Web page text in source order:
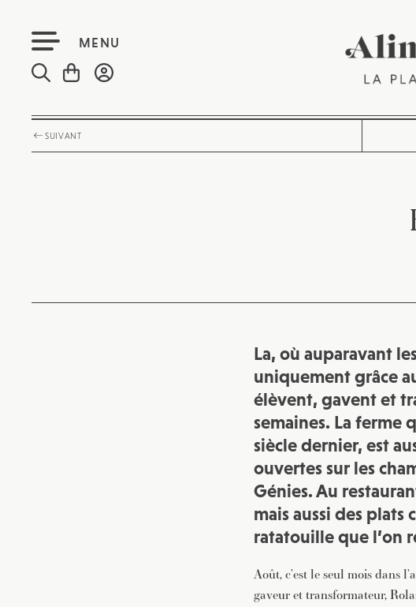
MENU
SUIVANT
La, où auparavant
uniquement grâce
élèvent, gavent et
semaines. La ferme
siècle dernier, est
ouvertes sur les
Génies. Au
mais aussi des
ratatouille que l’on
Août, c’est le seul mois dans
gaveur et transformateur,